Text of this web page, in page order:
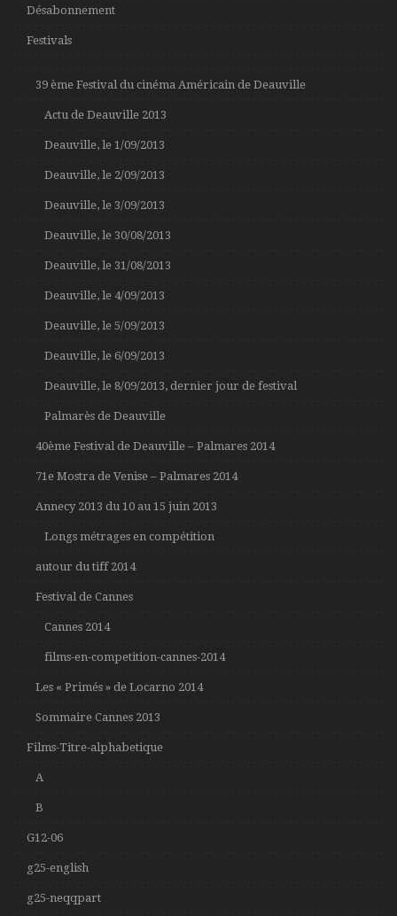
Désabonnement
Festivals
39 ème Festival du cinéma Américain de Deauville
Actu de Deauville 2013
Deauville, le 1/09/2013
Deauville, le 2/09/2013
Deauville, le 3/09/2013
Deauville, le 30/08/2013
Deauville, le 31/08/2013
Deauville, le 4/09/2013
Deauville, le 5/09/2013
Deauville, le 6/09/2013
Deauville, le 8/09/2013, dernier jour de festival
Palmarès de Deauville
40ème Festival de Deauville – Palmares 2014
71e Mostra de Venise – Palmares 2014
Annecy 2013 du 10 au 15 juin 2013
Longs métrages en compétition
autour du tiff 2014
Festival de Cannes
Cannes 2014
films-en-competition-cannes-2014
Les « Primés » de Locarno 2014
Sommaire Cannes 2013
Films-Titre-alphabetique
A
B
G12-06
g25-english
g25-neqqpart